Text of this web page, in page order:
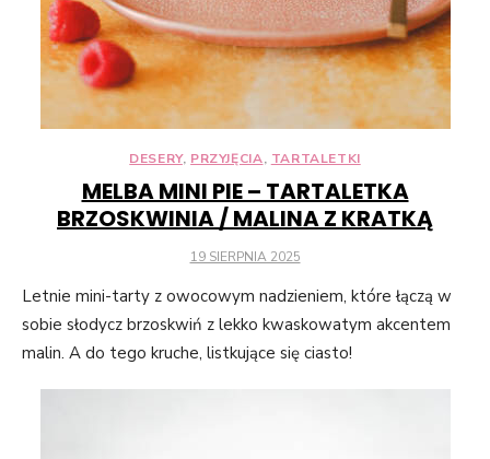
DESERY, PRZYJĘCIA, TARTALETKI
MELBA MINI PIE – TARTALETKA
BRZOSKWINIA / MALINA Z KRATKĄ
POSTED
19 SIERPNIA 2025
Letnie mini-tarty z owocowym nadzieniem, które łączą w
sobie słodycz brzoskwiń z lekko kwaskowatym akcentem
malin. A do tego kruche, listkujące się ciasto!
nie są
opcjonalne. Są
one potrzebne
do
funkcjonowania
strony
internetowej.
Statystyka
Abyśmy mogli
funkcjonalność
i strukturę
strony